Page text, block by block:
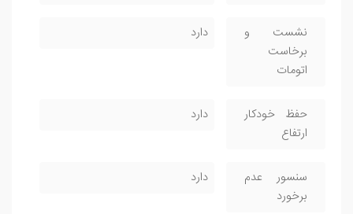
نشست و
برخاست
اتومات
دارد
حفظ خودکار
ارتفاع
دارد
سنسور عدم
برخورد
دارد